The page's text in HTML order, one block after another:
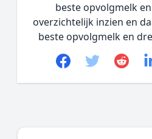
beste opvolgmelk
overzichtelijk inzien en
beste opvolgmelk en
Facebook
Twitter